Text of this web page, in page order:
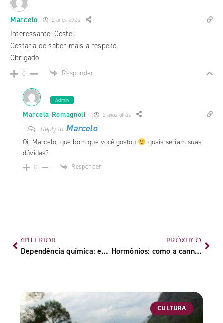
Marcelo 2 anos atrás
Interessante, Gostei.
Gostaria de saber mais a respeito.
Obrigado
0 Responder
Admin
Marcela Romagnoli 2 anos atrás
Reply to Marcelo
Oi, Marcelo! que bom que você gostou
quais seriam suas
dúvidas?
0 Responder
ANTERIOR
Dependência química: entenda como a cannabis pode ser aliada
PRÓXIMO
Hormônios: como a cannabis impacta o sistema endócrino
CULTURA